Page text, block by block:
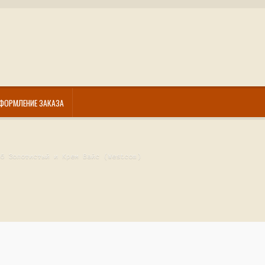
ЗАКАЗА
Золотистый и Крем Вайс (Westcom)